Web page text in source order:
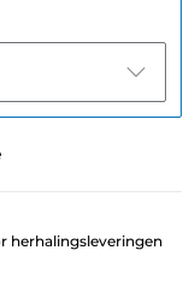
herhalingsleveringen